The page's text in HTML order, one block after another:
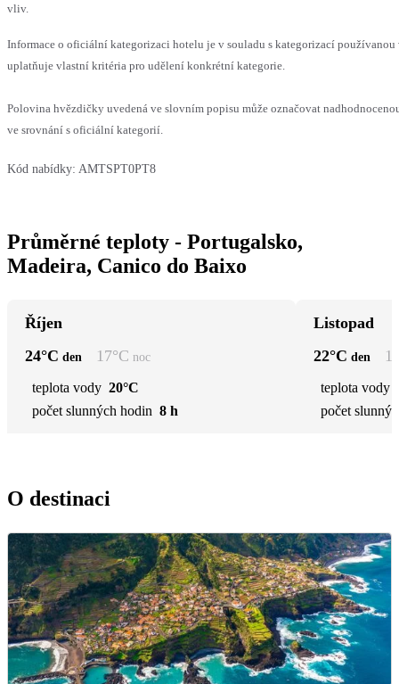
vliv.
Informace o oficiální kategorizaci hotelu je v souladu s kategorizací používanou
uplatňuje vlastní kritéria pro udělení konkrétní kategorie.
Polovina hvězdičky uvedená ve slovním popisu může označovat
ve srovnání s oficiální kategorií.
Kód nabídky: AMTSPT0PT8
Průměrné teploty - Portugalsko,
Madeira, Canico do Baixo
Říjen
24°C den 17°C noc
teplota vody 20°C
počet slunných hodin 8 h
Listopad
22°C den
teplota vody
počet
O destinaci